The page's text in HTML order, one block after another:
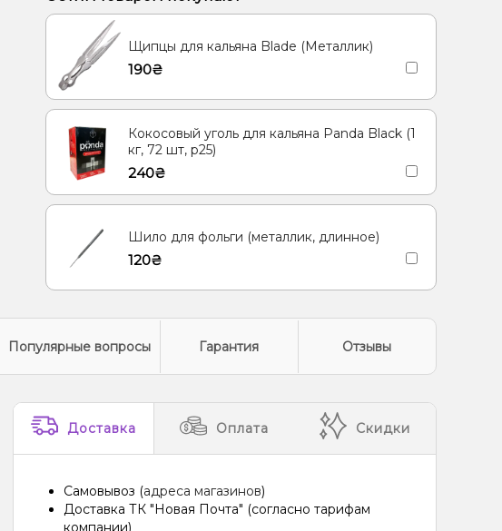
Лайм, Лимон, Мята
Ананас, Кокос, Ром
Лимонад, Огурец
Грейпфрут, Малина, Лимонад
Тирамису
Щипцы для кальяна Blade (Металлик)
190₴
Кокосовый уголь для кальяна Panda Black (1
кг, 72 шт, р25)
240₴
Шило для фольги (металлик, длинное)
120₴
Популярные вопросы Гарантия Отзывы
Доставка Оплата Скидки
Самовывоз (адреса магазинов)
Доставка ТК "Новая Почта" (согласно тарифам
компании)